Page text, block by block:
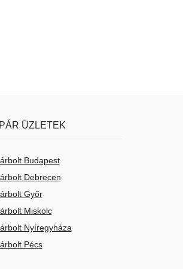
ÜZLETEK
Budapest
Debrecen
Győr
Miskolc
Nyíregyháza
Pécs